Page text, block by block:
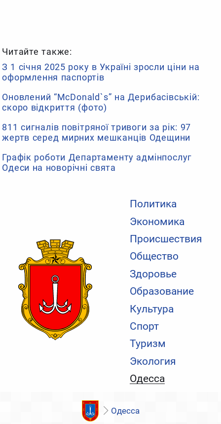
Политика
Экономика
Происшествия
Общество
Здоровье
Образование
Культура
Спорт
Туризм
Экология
Одесса
Читайте также:
З 1 січня 2025 року в Україні зросли ціни на
оформлення паспортів
Оновлений “McDonald`s” на Дерибасівській:
скоро відкриття (фото)
811 сигналів повітряної тривоги за рік: 97
жертв серед мирних мешканців Одещини
Графік роботи Департаменту адмінпослуг
Одеси на новорічні свята
Одесса